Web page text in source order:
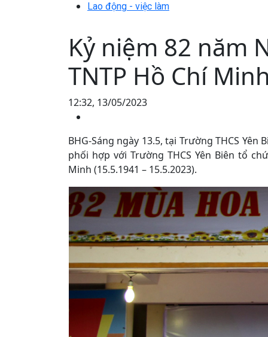
Lao động - việc làm
Kỷ niệm 82 năm
TNTP Hồ Chí Minh
12:32, 13/05/2023
BHG-Sáng ngày 13.5, tại Trường THCS
phối hợp với Trường THCS Yên Biên tổ
Minh (15.5.1941 – 15.5.2023).